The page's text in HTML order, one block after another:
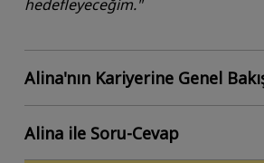
hedefleyeceğim."
Alina'nın Kariyerine Genel
Alina ile Soru-Cevap